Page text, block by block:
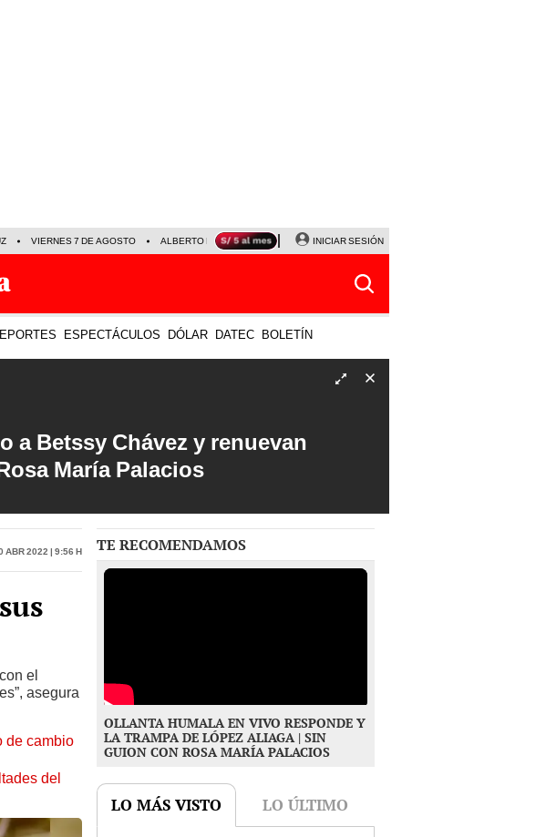
VIERNES 7 DE AGOSTO ALBERTO BENAVIDES NALDY SALDAÑA
INICIAR SESIÓN
ESPECTÁCULOS DÓLAR DATEC BOLETÍN
a Betssy Chávez y renuevan
María Palacios
Abr 2022 | 9:56 h
el
asegura
de cambio
del
TE RECOMENDAMOS
OLLANTA HUMALA EN VIVO RESPONDE Y
LA TRAMPA DE LÓPEZ ALIAGA | SIN
GUION CON ROSA MARÍA PALACIOS
LO MÁS VISTO LO ÚLTIMO